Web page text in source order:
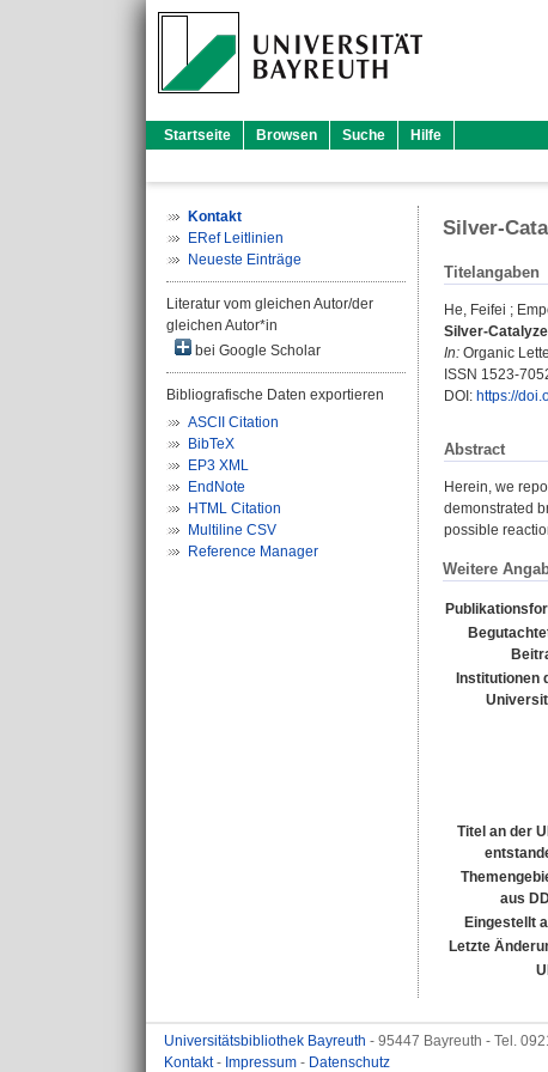
Startseite Browsen Suche Hilfe
Kontakt
ERef Leitlinien
Neueste Einträge
Literatur vom gleichen Autor/der
gleichen Autor*in
bei Google Scholar
Bibliografische Daten exportieren
ASCII Citation
BibTeX
EP3 XML
EndNote
HTML Citation
Multiline CSV
Reference Manager
Silver-
Titelangaben
He, Feifei ;
Silver-
In: Organic
ISSN 1523-
DOI: https://
Abstract
Herein, we
demonstrated
possible
Weitere
Institutionen
Titel an der
aus
Eingestellt
Letzte
Universitätsbibliothek Bayreuth - 95447 Bayreuth - Tel.
Kontakt- Impressum - Datenschutz